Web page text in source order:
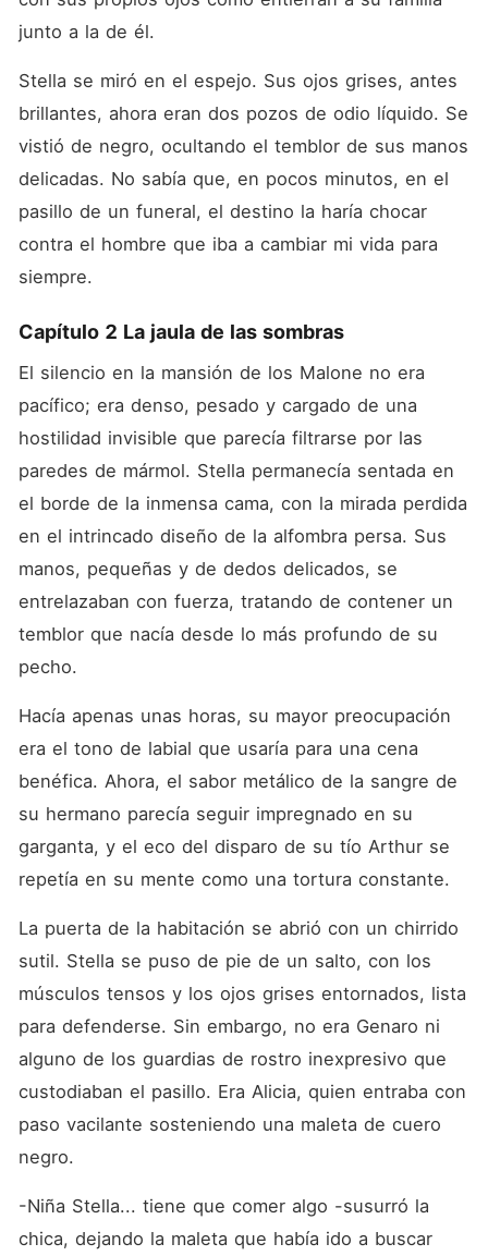
junto a la de él.
Stella se miró en el espejo. Sus ojos grises, antes
brillantes, ahora eran dos pozos de odio líquido. Se
vistió de negro, ocultando el temblor de sus manos
delicadas. No sabía que, en pocos minutos, en el
pasillo de un funeral, el destino la haría chocar
contra el hombre que iba a cambiar mi vida para
siempre.
Capítulo 2 La jaula de las sombras
El silencio en la mansión de los Malone no era
pacífico; era denso, pesado y cargado de una
hostilidad invisible que parecía filtrarse por las
paredes de mármol. Stella permanecía sentada en
el borde de la inmensa cama, con la mirada perdida
en el intrincado diseño de la alfombra persa. Sus
manos, pequeñas y de dedos delicados, se
entrelazaban con fuerza, tratando de contener un
temblor que nacía desde lo más profundo de su
pecho.
Hacía apenas unas horas, su mayor preocupación
era el tono de labial que usaría para una cena
benéfica. Ahora, el sabor metálico de la sangre de
su hermano parecía seguir impregnado en su
garganta, y el eco del disparo de su tío Arthur se
repetía en su mente como una tortura constante.
La puerta de la habitación se abrió con un chirrido
sutil. Stella se puso de pie de un salto, con los
músculos tensos y los ojos grises entornados, lista
para defenderse. Sin embargo, no era Genaro ni
alguno de los guardias de rostro inexpresivo que
custodiaban el pasillo. Era Alicia, quien entraba con
paso vacilante sosteniendo una maleta de cuero
negro.
-Niña Stella... tiene que comer algo -susurró la
chica, dejando la maleta que había ido a buscar